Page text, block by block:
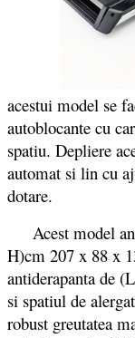
acestui model se
autoblocante cu
spatiu. Depliere
automat si lin cu
dotare.
Acest model
H)cm 207 x 88 x
antiderapanta de
si spatiul de
robust greutatea